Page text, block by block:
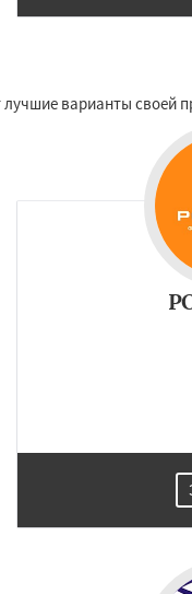
варианты своей